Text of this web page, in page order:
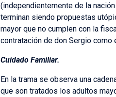
(independientemente de la
terminan siendo propuestas
mayor que no cumplen con la
contratación de don Sergio como
Cuidado Familiar.
En la trama se observa una
que son tratados los adultos